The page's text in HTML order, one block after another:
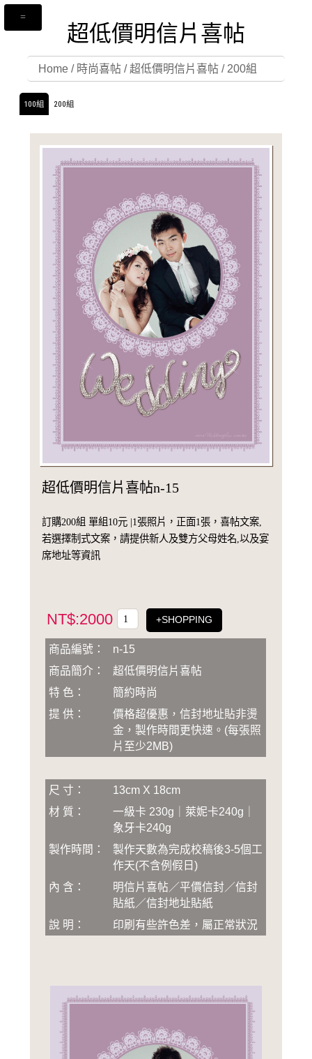
超低價明信片喜帖
Home/ 時尚喜帖/超低價明信片喜帖/ 200組
100組 200組
超低價明信片喜帖n-15
訂購200組 單組10元 |1張照片，正面1張，喜帖文案,
若選擇制式文案，請提供新人及雙方父母姓名,以及宴
席地址等資訊
NT$:2000 +SHOPPING
商品編號：
n-15
商品簡介：
超低價明信片喜帖
特 色：
簡約時尚
提 供：
價格超優惠，信封地址貼非燙
金，製作時間更快速 。 (每張照
片至少2MB)
尺 寸：
13cm X 18cm
材 質：
一級卡 230g｜萊妮卡240g｜
象牙卡240g
製作時間：
製作天數為完成校稿後3-5個工
作天(不含例假日)
內 含：
明信片喜帖／平價信封／信封
貼紙／信封地址貼紙
說 明：
印刷有些許色差，屬正常狀況